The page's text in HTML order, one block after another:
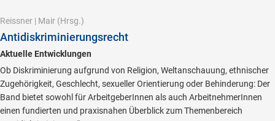
Reissner | Mair (Hrsg.)
Antidiskriminierungsrecht
Aktuelle Entwicklungen
Ob Diskriminierung aufgrund von Religion, Weltanschauung, ethnischer
Zugehörigkeit, Geschlecht, sexueller Orientierung oder Behinderung: Der
Band bietet sowohl für ArbeitgeberInnen als auch ArbeitnehmerInnen
einen fundierten und praxisnahen Überblick zum Themenbereich